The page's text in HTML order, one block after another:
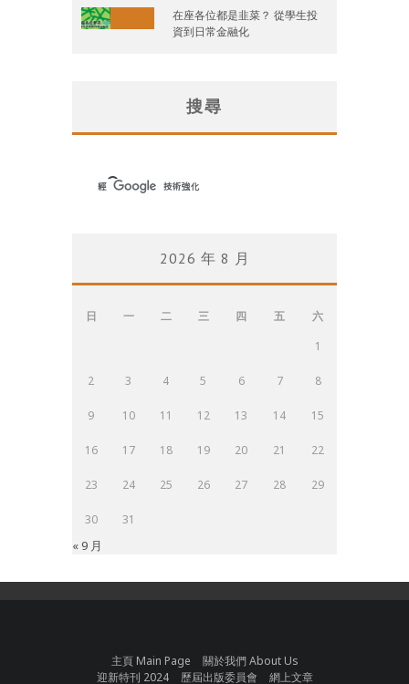
在座各位都是韭菜？ 從學生投
資到日常金融化
搜尋
2026 年 8 月
日 一 二 三 四 五
六
1
2 3 4 5 6 7 8
9 10 11 12 13 14 15
16 17 18 19 20 21 22
23 24 25 26 27 28 29
30 31
« 9 月
主頁 Main Page
關於我們 About Us
迎新特刊 2024
歷屆出版委員會
網上文章